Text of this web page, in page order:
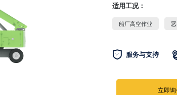
适用工况：
船厂高空作业
 服务与支持
立即